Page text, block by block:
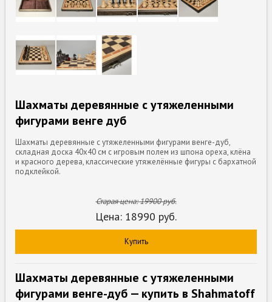
Шахматы деревянные с утяжеленными
фигурами венге дуб
Шахматы деревянные с утяжеленными фигурами венге-дуб,
складная доска 40x40 см с игровым полем из шпона ореха, клёна
и красного дерева, классические утяжелённые фигуры с бархатной
подклейкой.
Старая цена:19900руб.
Цена: 18990 руб.
Купить
Шахматы деревянные с утяжеленными
фигурами венге-дуб — купить в Shahmatoff